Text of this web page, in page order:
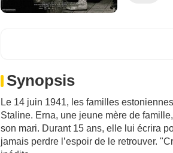
Synopsis
Le 14 juin 1941, les familles
Staline. Erna, une jeune mère de
son mari. Durant 15 ans, elle lui écrira
jamais perdre l’espoir de le retrouver.